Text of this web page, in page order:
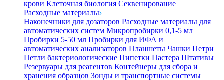
крови Клеточная биология Секвенирование
Расходные материалы
Наконечники для дозаторов Расходные материалы для
автоматических систем Микропробирки 0,1-5 мл
Пробирки 5-50 мл Пробирки для ИФА и
автоматических анализаторов Планшеты Чашки Петри
Петли бактериологические Пипетки Пастера Штативы
Резервуары для реагентов Контейнеры для сбора и
хранения образцов Зонды и транспортные системы